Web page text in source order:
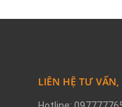
LIÊN HỆ TƯ VẤN,